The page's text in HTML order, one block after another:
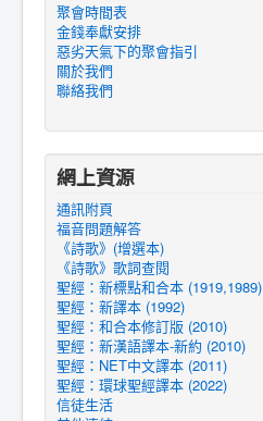
聚會時間表
金錢奉獻安排
惡劣天氣下的聚會指引
關於我們
聯絡我們
網上資源
通訊附頁
福音問題解答
《詩歌》(增選本)
《詩歌》歌詞查閱
聖經：新標點和合本 (1919,1989)
聖經：新譯本 (1992)
聖經：和合本修訂版 (2010)
聖經：新漢語譯本-新約 (2010)
聖經：NET中文譯本 (2011)
聖經：環球聖經譯本 (2022)
信徒生活